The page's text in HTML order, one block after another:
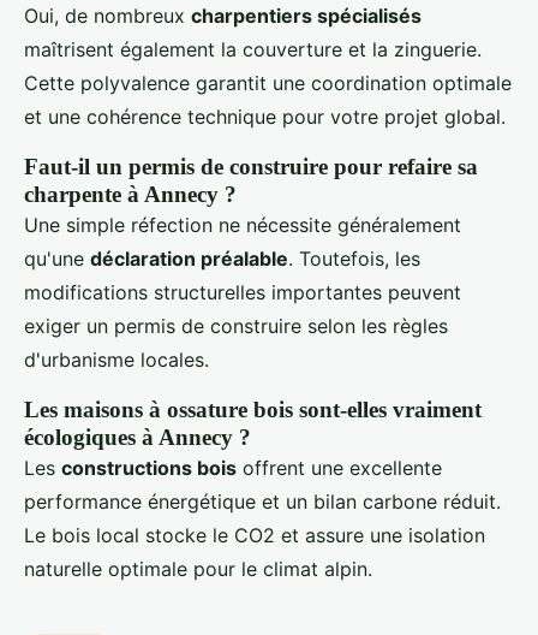
Oui, de nombreux charpentiers spécialisés
maîtrisent également la couverture et la zinguerie.
Cette polyvalence garantit une coordination optimale
et une cohérence technique pour votre projet global.
Faut-il un permis de construire pour refaire sa
charpente à Annecy ?
Une simple réfection ne nécessite généralement
qu'une déclaration préalable. Toutefois, les
modifications structurelles importantes peuvent
exiger un permis de construire selon les règles
d'urbanisme locales.
Les maisons à ossature bois sont-elles vraiment
écologiques à Annecy ?
Les constructions bois offrent une excellente
performance énergétique et un bilan carbone réduit.
Le bois local stocke le CO2 et assure une isolation
naturelle optimale pour le climat alpin.